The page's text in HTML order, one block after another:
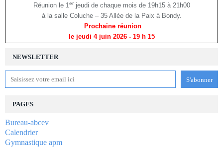
NEWSLETTER
PAGES
Bureau-abcev
Calendrier
Gymnastique apm
Réunion le 1erjeudi de chaque mois de 19h15 à 21h00
à la salle Coluche – 35 Allée de la Paix à Bondy.
Prochaine réunion
le jeudi 4 juin 2026 - 19 h 15